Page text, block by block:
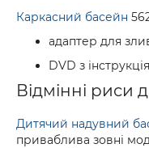
Каркасний басейн
адаптер для
DVD з
Відмінні риси
Дитячий надувний
приваблива зовні